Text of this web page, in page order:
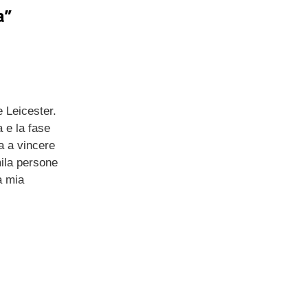
Leicester.
e la fase
a vincere
persone
mia